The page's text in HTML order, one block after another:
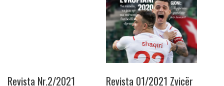
Revista Nr.2/2021 Revista 01/2021 Zvicër